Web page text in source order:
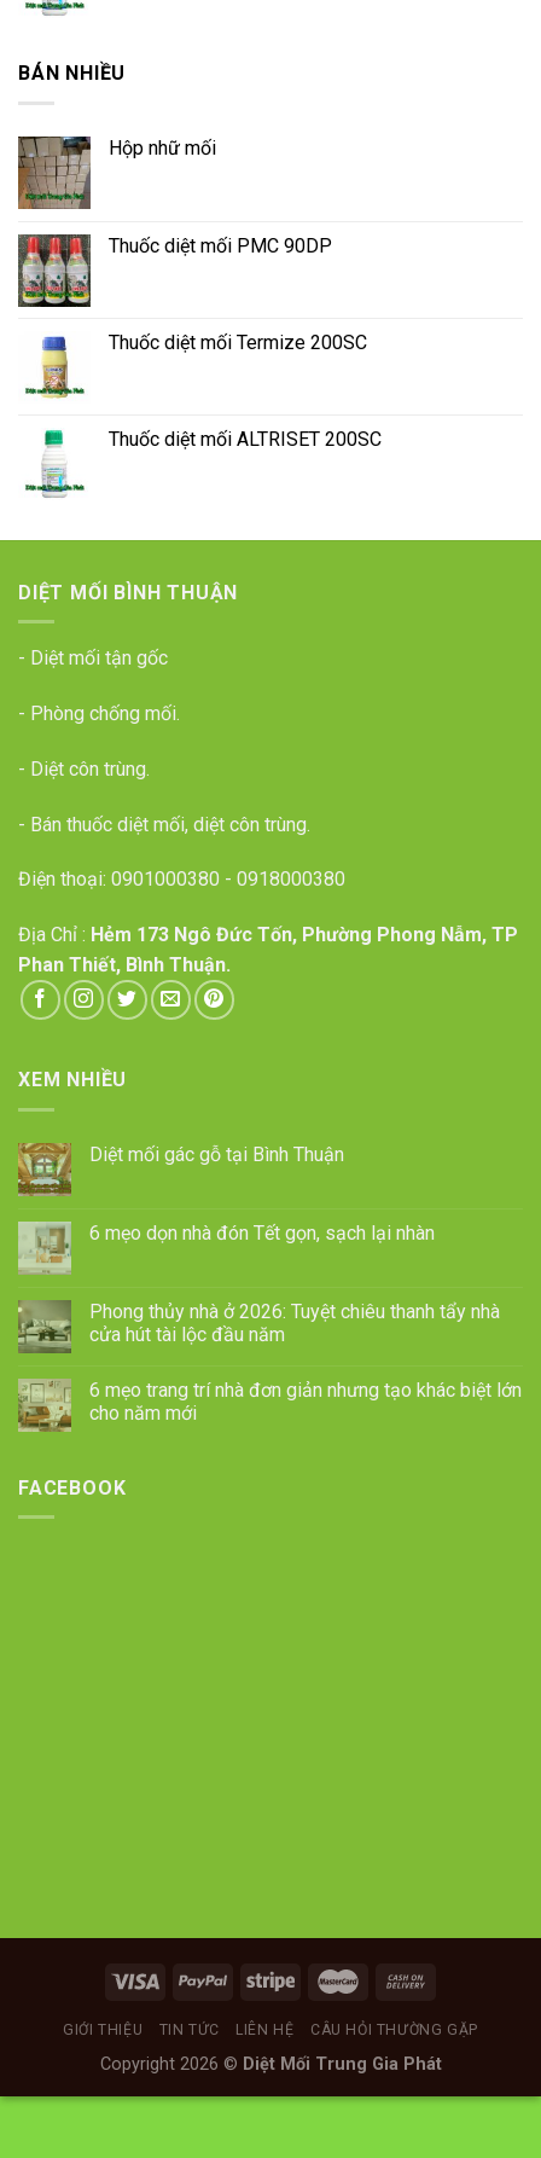
BÁN NHIỀU
Hộp nhữ mối
Thuốc diệt mối PMC 90DP
Thuốc diệt mối Termize 200SC
Thuốc diệt mối ALTRISET 200SC
DIỆT MỐI BÌNH THUẬN
- Diệt mối tận gốc
- Phòng chống mối.
- Diệt côn trùng.
- Bán thuốc diệt mối, diệt côn trùng.
Điện thoại: 0901000380 - 0918000380
Địa Chỉ : Hẻm 173 Ngô Đức Tốn, Phường Phong Nẫm, TP
Phan Thiết, Bình Thuận.
XEM NHIỀU
Diệt mối gác gỗ tại Bình Thuận
6 mẹo dọn nhà đón Tết gọn, sạch lại nhàn
Phong thủy nhà ở 2026: Tuyệt chiêu thanh tẩy nhà
cửa hút tài lộc đầu năm
6 mẹo trang trí nhà đơn giản nhưng tạo khác biệt lớn
cho năm mới
FACEBOOK
GIỚI THIỆU TIN TỨC LIÊN HỆ CÂU HỎI THƯỜNG GẶP
Copyright 2026 © Diệt Mối Trung Gia Phát